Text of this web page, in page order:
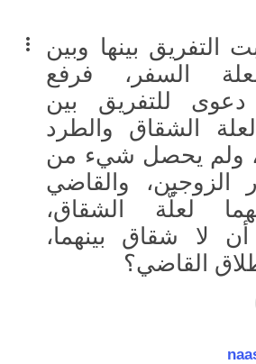
التفريق بينها وبين
السفر، فرفع
دعوى للتفريق بين
الشقاق والطرد
ولم يحصل شيء من
الزوجين، والقاضي
لعلَّة الشقاق،
أن لا شقاق بينهما،
القاضي؟